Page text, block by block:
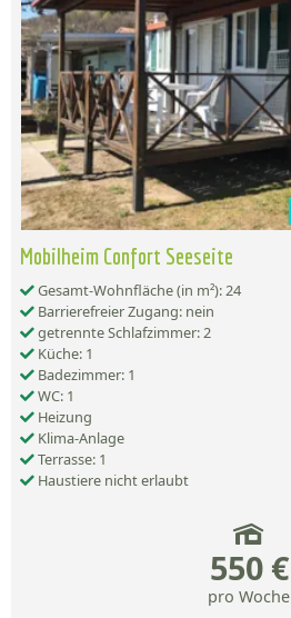
Mobilheim Confort Seeseite
Gesamt-Wohnfläche (in m²): 24
Barrierefreier Zugang: nein
getrennte Schlafzimmer: 2
Küche: 1
Badezimmer: 1
WC: 1
Heizung
Klima-Anlage
Terrasse: 1
Haustiere nicht erlaubt
550 €
pro Woche